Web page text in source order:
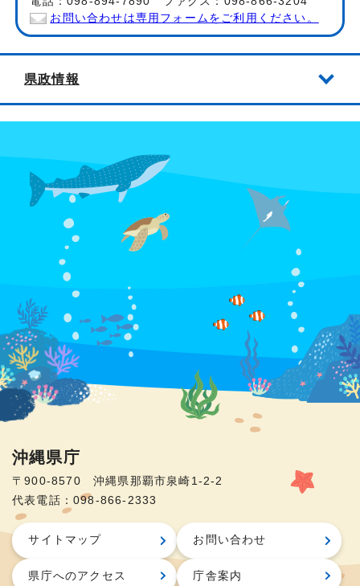
お問い合わせは専用フォームをご利用ください。
県政情報
沖縄県庁
〒900-8570 沖縄県那覇市泉崎1-2-2
代表電話：098-866-2333
サイトマップ お問い合わせ
県庁へのアクセス 庁舎案内